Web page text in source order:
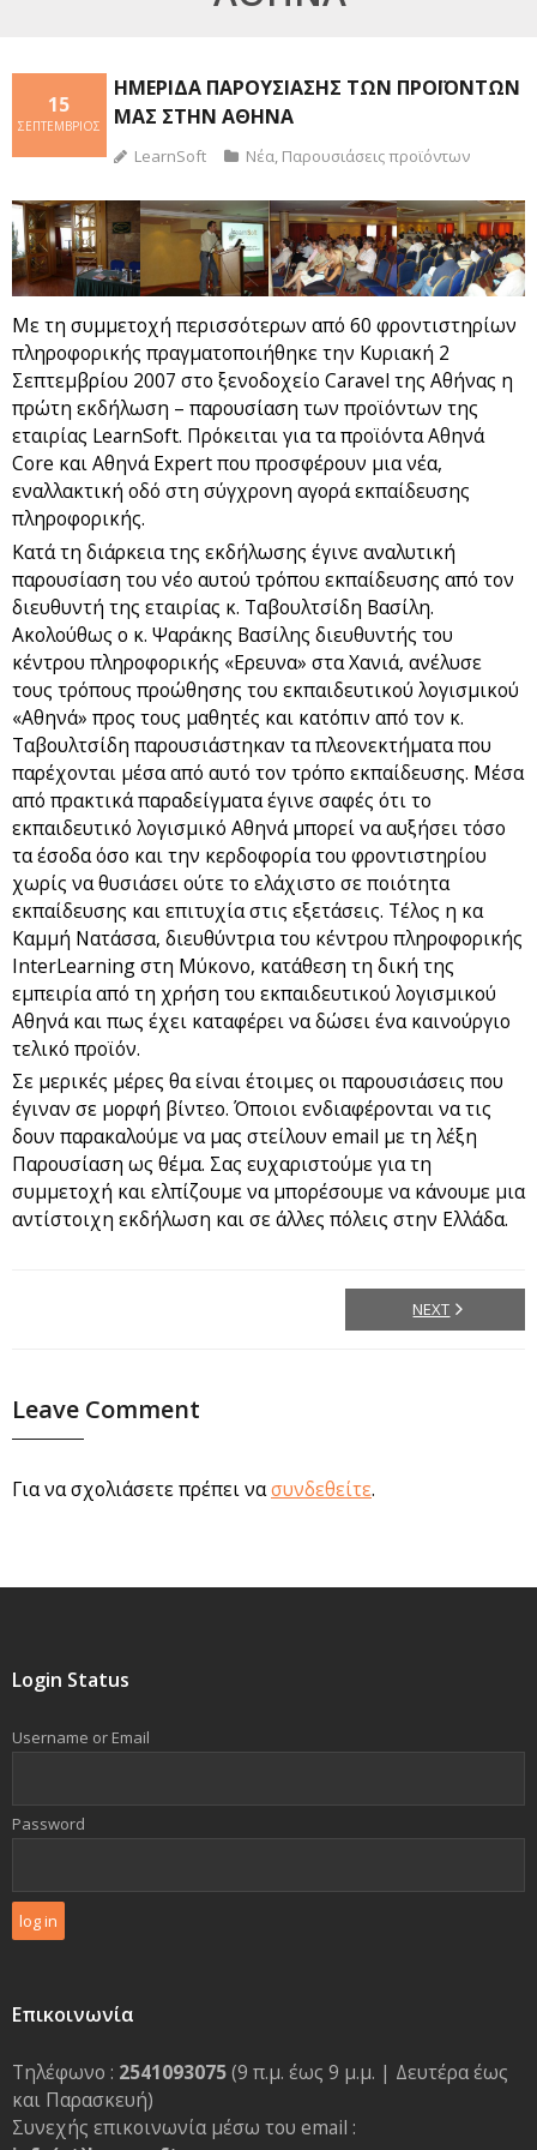
ΗΜΕΡΊΔΑ ΠΑΡΟΥΣΊΑΣΗΣ ΤΩΝ ΠΡΟΪΌΝΤΩΝ
ΜΑΣ ΣΤΗΝ ΑΘΉΝΑ
15
ΣΕΠΤΈΜΒΡΙΟΣ
LearnSoft Νέα, Παρουσιάσεις προϊόντων
Με τη συμμετοχή περισσότερων από 60 φροντιστηρίων
πληροφορικής πραγματοποιήθηκε την Κυριακή 2
Σεπτεμβρίου 2007 στο ξενοδοχείο Caravel της Αθήνας η
πρώτη εκδήλωση – παρουσίαση των προϊόντων της
εταιρίας LearnSoft. Πρόκειται για τα προϊόντα Αθηνά
Core και Αθηνά Expert που προσφέρουν μια νέα,
εναλλακτική οδό στη σύγχρονη αγορά εκπαίδευσης
πληροφορικής.
Κατά τη διάρκεια της εκδήλωσης έγινε αναλυτική
παρουσίαση του νέο αυτού τρόπου εκπαίδευσης από τον
διευθυντή της εταιρίας κ. Ταβουλτσίδη Βασίλη.
Ακολούθως ο κ. Ψαράκης Βασίλης διευθυντής του
κέντρου πληροφορικής «Ερευνα» στα Χανιά, ανέλυσε
τους τρόπους προώθησης του εκπαιδευτικού λογισμικού
«Αθηνά» προς τους μαθητές και κατόπιν από τον κ.
Ταβουλτσίδη παρουσιάστηκαν τα πλεονεκτήματα που
παρέχονται μέσα από αυτό τον τρόπο εκπαίδευσης. Μέσα
από πρακτικά παραδείγματα έγινε σαφές ότι το
εκπαιδευτικό λογισμικό Αθηνά μπορεί να αυξήσει τόσο
τα έσοδα όσο και την κερδοφορία του φροντιστηρίου
χωρίς να θυσιάσει ούτε το ελάχιστο σε ποιότητα
εκπαίδευσης και επιτυχία στις εξετάσεις. Τέλος η κα
Καμμή Νατάσσα, διευθύντρια του κέντρου πληροφορικής
InterLearning στη Μύκονο, κατάθεση τη δική της
εμπειρία από τη χρήση του εκπαιδευτικού λογισμικού
Αθηνά και πως έχει καταφέρει να δώσει ένα καινούργιο
τελικό προϊόν.
Σε μερικές μέρες θα είναι έτοιμες οι παρουσιάσεις που
έγιναν σε μορφή βίντεο. Όποιοι ενδιαφέρονται να τις
δουν παρακαλούμε να μας στείλουν email με τη λέξη
Παρουσίαση ως θέμα. Σας ευχαριστούμε για τη
συμμετοχή και ελπίζουμε να μπορέσουμε να κάνουμε μια
αντίστοιχη εκδήλωση και σε άλλες πόλεις στην Ελλάδα.
NEXT
Leave Comment
Για να σχολιάσετε πρέπει νασυνδεθείτε.
Login Status
Username or Email
Password
Επικοινωνία
Τηλέφωνο : 2541093075(9 π.μ. έως 9 μ.μ. | Δευτέρα έως
και Παρασκευή)
Συνεχής επικοινωνία μέσω του email :